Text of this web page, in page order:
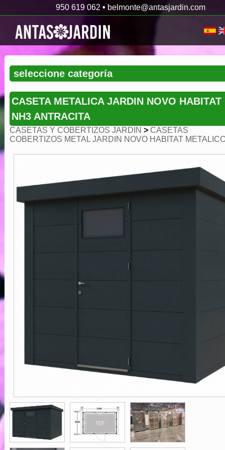
950 619 062 • belmonte@antasjardin.com
CASETA METALICA JARDIN NOVO HABITAT
NH3 ANTRACITA
CASETAS Y COBERTIZOS JARDIN > CASETAS
COBERTIZOS METAL JARDIN NOVO HABITAT